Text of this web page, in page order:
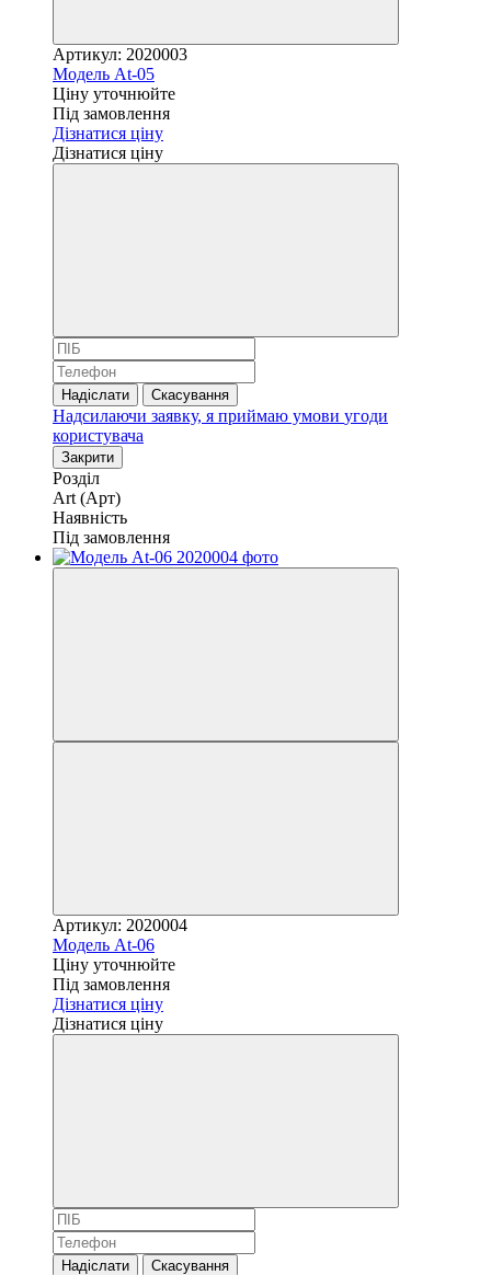
Артикул: 2020003
Модель At-05
Ціну уточнюйте
Під замовлення
Дізнатися ціну
Дізнатися ціну
Надіслати Скасування
Надсилаючи заявку, я приймаю умови угоди
користувача
Закрити
Розділ
Art (Арт)
Наявність
Під замовлення
Артикул: 2020004
Модель At-06
Ціну уточнюйте
Під замовлення
Дізнатися ціну
Дізнатися ціну
Надіслати Скасування